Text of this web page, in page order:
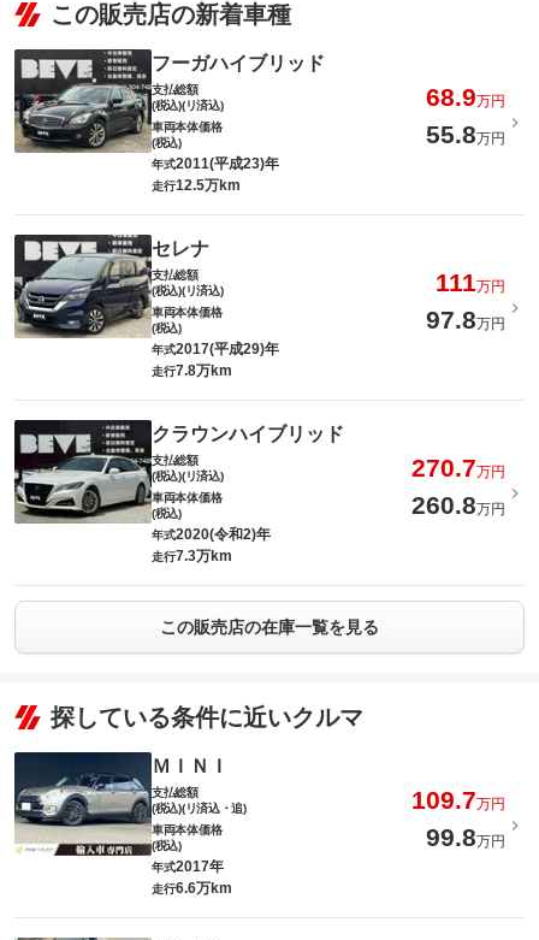
この販売店の新着車種
フーガハイブリッド
支払総額
(税込)(リ済込)
68.9万円
車両本体価格
(税込)
55.8万円
年式2011(平成23)年
走行12.5万km
セレナ
支払総額
(税込)(リ済込)
111万円
車両本体価格
(税込)
97.8万円
年式2017(平成29)年
走行7.8万km
クラウンハイブリッド
支払総額
(税込)(リ済込)
270.7万円
車両本体価格
(税込)
260.8万円
年式2020(令和2)年
走行7.3万km
この販売店の在庫一覧を見る
探している条件に近いクルマ
ＭＩＮＩ
支払総額
(税込)(リ済込・追)
109.7万円
車両本体価格
(税込)
99.8万円
年式2017年
走行6.6万km